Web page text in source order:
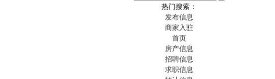
热门搜索：
发布信息
商家入驻
首页
房产信息
招聘信息
求职信息